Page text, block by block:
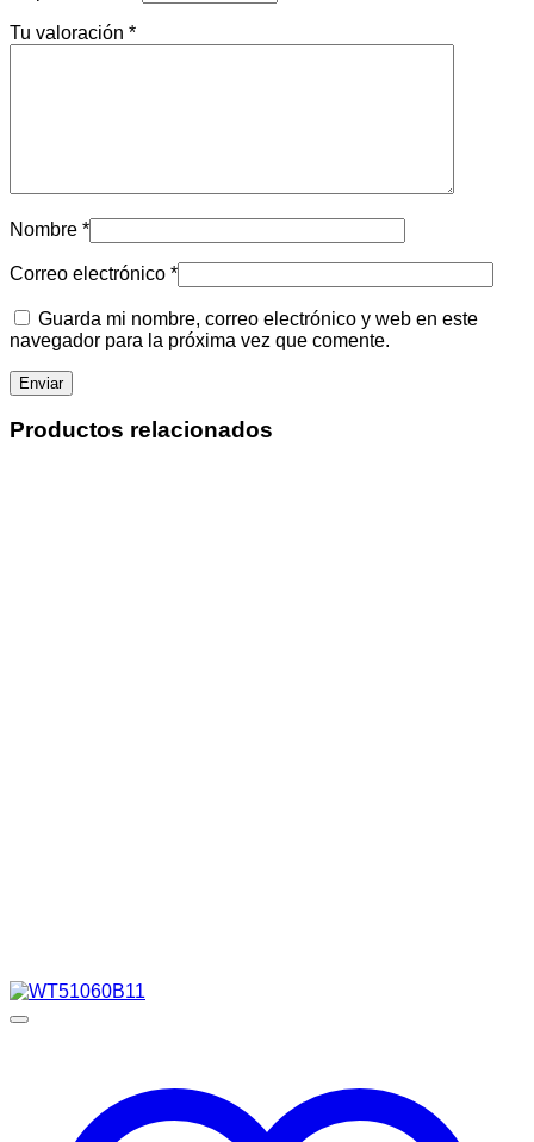
Tu valoración *
Nombre *
Correo electrónico *
Guarda mi nombre, correo electrónico y web en este
navegador para la próxima vez que comente.
Productos relacionados